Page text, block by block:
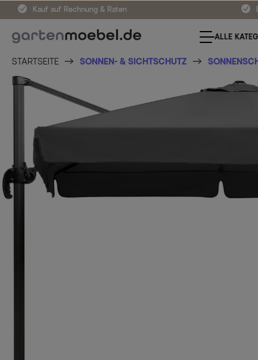
Kauf auf Rechnung & Raten
ALLE
STARTSEITE SONNEN- & SICHTSCHUTZ